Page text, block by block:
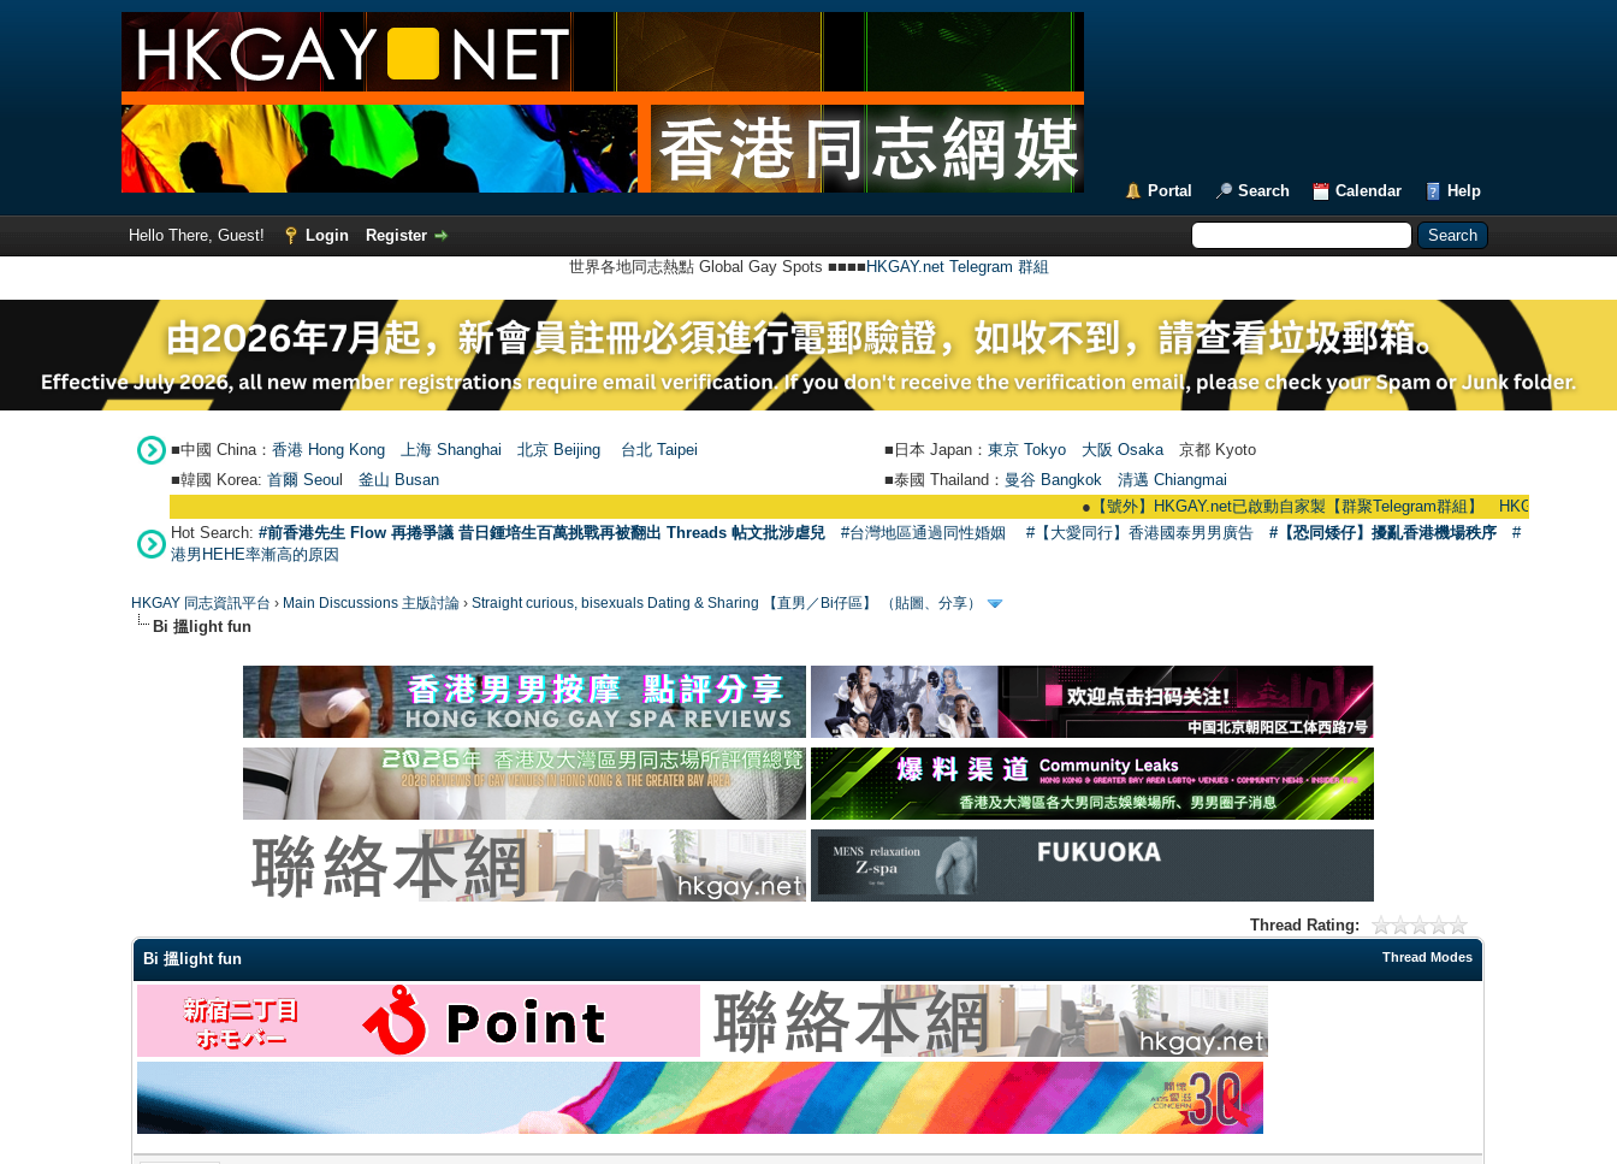
Portal Search Calendar Help
Hello There, Guest! Login
Register
世界各地同志熱點 Global Gay Spots ■■■■ HKGAY.net Telegram 群組
■中國 China： 香港 Hong Kong 上海 Shanghai 北京 Beijing 台北 Taipei ■日本 Japan： 東京 Tokyo 大阪 Osaka 京都 Kyoto
■韓國 Korea: 首爾 Seou 釜山 Busan ■泰國 Thailand： 曼谷 Bangkok
清邁 Chiangmai
【號外】HKGAY.net已啟動自家製【群聚Telegram群組】 HKGAY.net has
Hot Search: #前香港先生 Flow 再捲爭議 昔日鍾培生百萬挑戰再被翻出 Threads 帖文批涉虐兒 #台灣地區通過同性婚姻 #【大愛同行】香港國泰男男廣告 #【恐同矮仔】擾亂香港機場秩序
#
港男HEHE率漸高的原因
HKGAY 同志資訊平台 › Main Discussions 主版討論 ›Straight curious, bisexuals Dating & Sharing 【直男／Bi仔區】 （貼圖、分享）
Bi 搵light fun
Thread Rating:
Thread Modes
Bi 搵light fun